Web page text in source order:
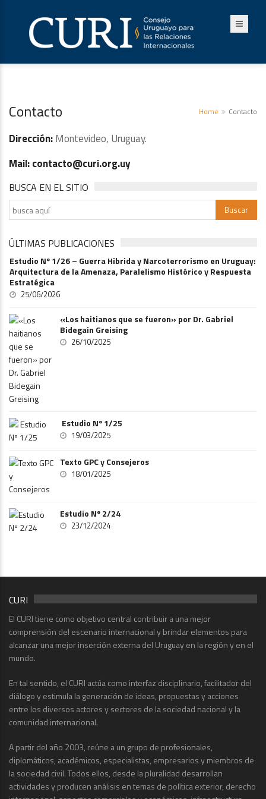
Contacto Home Contacto
Dirección:Montevideo, Uruguay.
Mail: contacto@curi.org.uy
BUSCA EN EL SITIO
ÚLTIMAS PUBLICACIONES
Estudio Nº 1/26 – Guerra Hibrida y Narcoterrorismo en Uruguay:
Arquitectura de la Amenaza, Paralelismo Histórico y Respuesta
Estratégica
25/06/2026
«Los haitianos que se fueron» por Dr. Gabriel
Bidegain Greising
26/10/2025
Estudio Nº 1/25
19/03/2025
Texto GPC y Consejeros
18/01/2025
Estudio Nº 2/24
23/12/2024
CURI
El CURI tiene como objetivo central contribuir a una mejor
comprensión del escenario internacional y brindar elementos para
alcanzar una mejor inserción externa del Uruguay en la región y en el
mundo.
En tal sentido, el CURI actúa como interfaz disciplinario, facilitador del
diálogo y estimula la generación de ideas, propuestas y acciones
entre los diversos actores y sectores de la sociedad nacional y la
comunidad internacional.
A partir del año 2003, reúne a un grupo de profesionales,
diplomáticos, académicos, especialistas, empresarios y miembros de
la sociedad civil. Todos ellos, desde la pluralidad desarrollan
actividades y producen análisis en temas de política exterior, derecho